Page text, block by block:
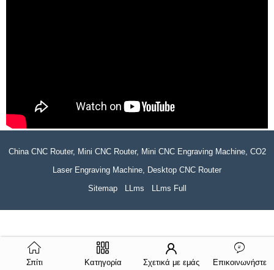
China CNC Router, Mini CNC Router, Mini CNC Engraving Machine, CO2
Laser Engraving Machine, Desktop CNC Router
Sitemap
LLms LLms Full
Σπίτι Κατηγορία Σχετικά με εμάς
Επικοινωνήστε